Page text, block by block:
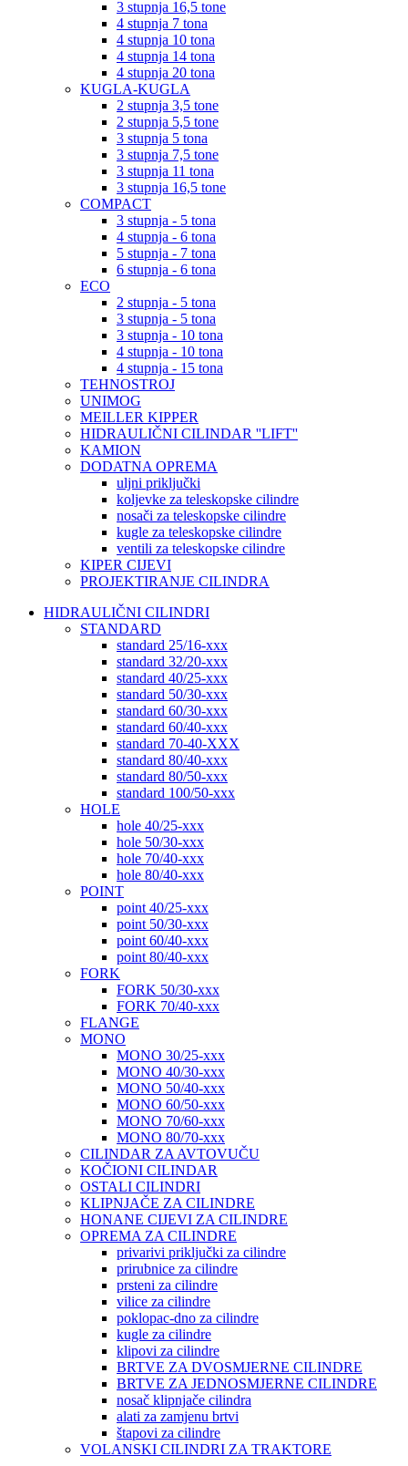
3 stupnja 16,5 tone
4 stupnja 7 tona
4 stupnja 10 tona
4 stupnja 14 tona
4 stupnja 20 tona
KUGLA-KUGLA
2 stupnja 3,5 tone
2 stupnja 5,5 tone
3 stupnja 5 tona
3 stupnja 7,5 tone
3 stupnja 11 tona
3 stupnja 16,5 tone
COMPACT
3 stupnja - 5 tona
4 stupnja - 6 tona
5 stupnja - 7 tona
6 stupnja - 6 tona
ECO
2 stupnja - 5 tona
3 stupnja - 5 tona
3 stupnja - 10 tona
4 stupnja - 10 tona
4 stupnja - 15 tona
TEHNOSTROJ
UNIMOG
MEILLER KIPPER
HIDRAULIČNI CILINDAR ''LIFT''
KAMION
DODATNA OPREMA
uljni priključki
koljevke za teleskopske cilindre
nosači za teleskopske cilindre
kugle za teleskopske cilindre
ventili za teleskopske cilindre
KIPER CIJEVI
PROJEKTIRANJE CILINDRA
HIDRAULIČNI CILINDRI
STANDARD
standard 25/16-xxx
standard 32/20-xxx
standard 40/25-xxx
standard 50/30-xxx
standard 60/30-xxx
standard 60/40-xxx
standard 70-40-XXX
standard 80/40-xxx
standard 80/50-xxx
standard 100/50-xxx
HOLE
hole 40/25-xxx
hole 50/30-xxx
hole 70/40-xxx
hole 80/40-xxx
POINT
point 40/25-xxx
point 50/30-xxx
point 60/40-xxx
point 80/40-xxx
FORK
FORK 50/30-xxx
FORK 70/40-xxx
FLANGE
MONO
MONO 30/25-xxx
MONO 40/30-xxx
MONO 50/40-xxx
MONO 60/50-xxx
MONO 70/60-xxx
MONO 80/70-xxx
CILINDAR ZA AVTOVUČU
KOČIONI CILINDAR
OSTALI CILINDRI
KLIPNJAČE ZA CILINDRE
HONANE CIJEVI ZA CILINDRE
OPREMA ZA CILINDRE
privarivi priključki za cilindre
prirubnice za cilindre
prsteni za cilindre
vilice za cilindre
poklopac-dno za cilindre
kugle za cilindre
klipovi za cilindre
BRTVE ZA DVOSMJERNE CILINDRE
BRTVE ZA JEDNOSMJERNE CILINDRE
nosač klipnjače cilindra
alati za zamjenu brtvi
štapovi za cilindre
VOLANSKI CILINDRI ZA TRAKTORE